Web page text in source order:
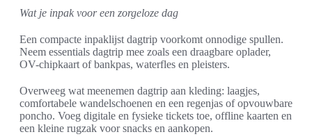
Wat je inpak voor een zorgeloze dag
Een compacte inpaklijst dagtrip voorkomt onnodige spullen.
Neem essentials dagtrip mee zoals een draagbare oplader,
OV-chipkaart of bankpas, waterfles en pleisters.
Overweeg wat meenemen dagtrip aan kleding: laagjes,
comfortabele wandelschoenen en een regenjas of opvouwbare
poncho. Voeg digitale en fysieke tickets toe, offline kaarten en
een kleine rugzak voor snacks en aankopen.